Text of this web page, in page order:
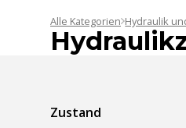
Alle Kategorien Hydraulik
Ergebnisse filtern
Zustand